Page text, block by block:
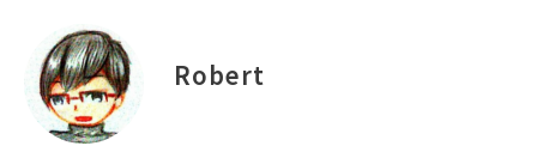
Robert